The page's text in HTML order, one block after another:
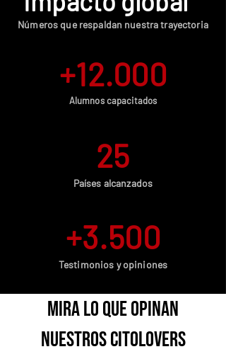
Números que respaldan nuestra trayectoria
+12.000
Alumnos capacitados
25
Países alcanzados
+3.500
Testimonios y opiniones
Mira lo que opinan
nuestros Citolovers